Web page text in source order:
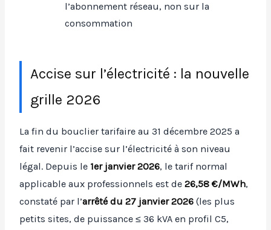
l’abonnement réseau, non sur la
consommation
Accise sur l’électricité : la nouvelle
grille 2026
La fin du bouclier tarifaire au 31 décembre 2025 a
fait revenir l’accise sur l’électricité à son niveau
légal. Depuis le 1er janvier 2026, le tarif normal
applicable aux professionnels est de26,58 €/MWh,
constaté par l’arrêté du 27 janvier 2026 (les plus
petits sites, de puissance ≤ 36 kVA en profil C5,